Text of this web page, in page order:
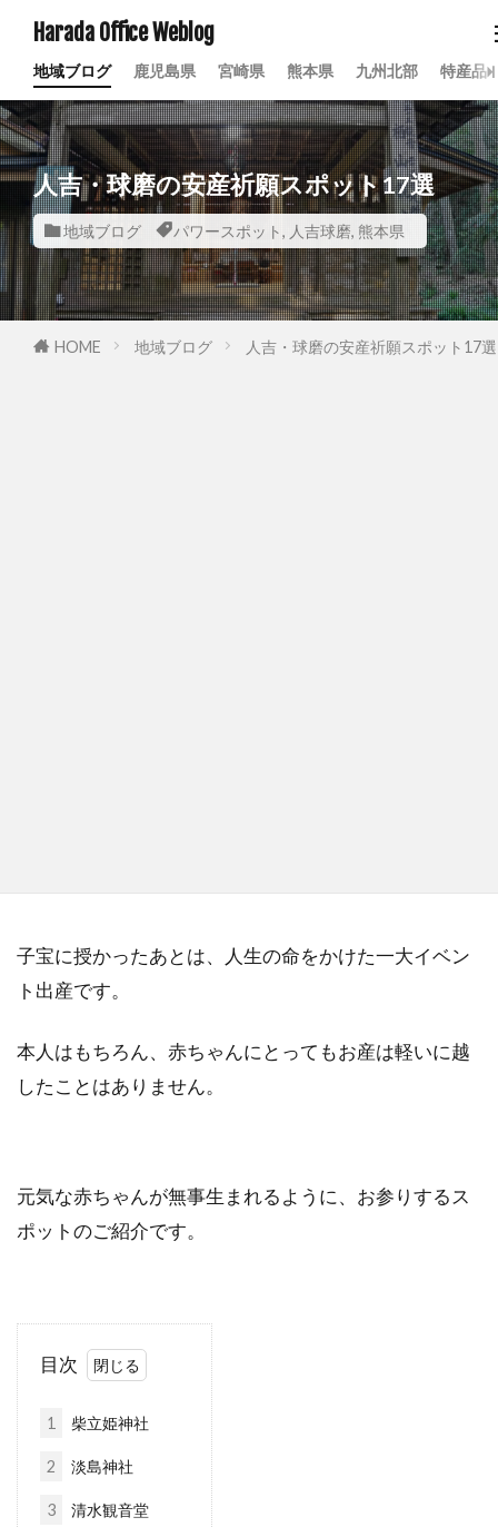
Harada Office Weblog
地域ブログ 鹿児島県 宮崎県 熊本県 九州北部 特産品
人吉・球磨の安産祈願スポット17選
地域ブログ パワースポット, 人吉球磨, 熊本県
HOME 地域ブログ 人吉・球磨の安産祈願スポット17選
子宝に授かったあとは、人生の命をかけた一大イベン
ト出産です。
本人はもちろん、赤ちゃんにとってもお産は軽いに越
したことはありません。
元気な赤ちゃんが無事生まれるように、お参りするス
ポットのご紹介です。
目次
1 柴立姫神社
2 淡島神社
3 清水観音堂